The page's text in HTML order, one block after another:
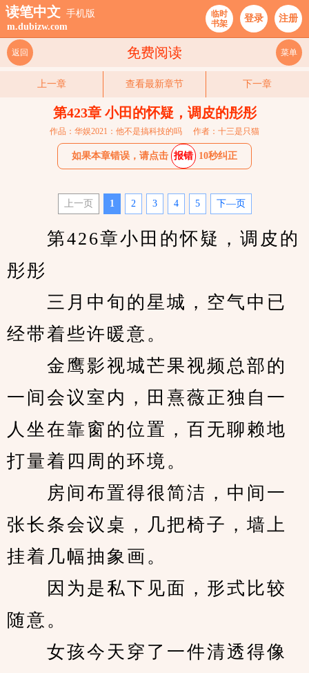
读笔中文 手机版
m.dubizw.com
临时
书架
登录 注册
免费阅读
返回 菜单
上一章 查看最新章节 下一章
第423章 小田的怀疑，调皮的彤彤
作品：华娱2021：他不是搞科技的吗 作者：十三是只猫
如果本章错误，请点击 报错 10秒纠正
上一页 1 2 3 4 5 下—页
第426章小田的怀疑，调皮的
彤彤
三月中旬的星城，空气中已
经带着些许暖意。
金鹰影视城芒果视频总部的
一间会议室内，田熹薇正独自一
人坐在靠窗的位置，百无聊赖地
打量着四周的环境。
房间布置得很简洁，中间一
张长条会议桌，几把椅子，墙上
挂着几幅抽象画。
因为是私下见面，形式比较
随意。
女孩今天穿了一件清透得像